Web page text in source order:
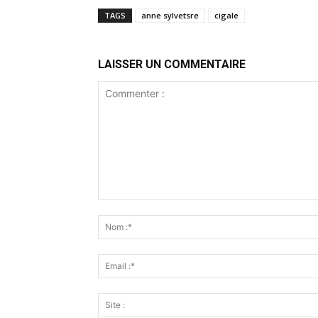
TAGS anne sylvetsre cigale
LAISSER UN COMMENTAIRE